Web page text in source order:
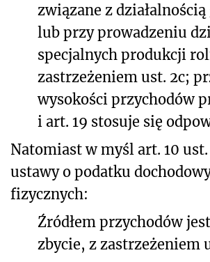
związane z
lub przy prowadzeniu
specjalnych produkcji
zastrzeżeniem ust. 2c;
wysokości przychodów
i art. 19 stosuje się
Natomiast w myśl art. 10
ustawy o podatku
fizycznych:
Źródłem przychodów
zbycie, z zastrzeżeniem